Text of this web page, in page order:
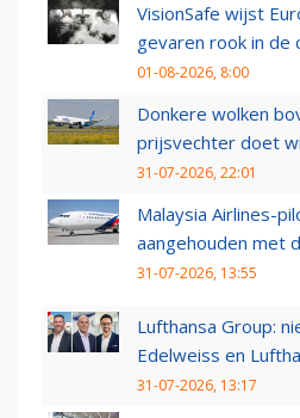
VisionSafe wijst
gevaren rook in de
01-08-2026, 8:00
Donkere wolken
prijsvechter doet
31-07-2026, 22:01
Malaysia Airlines-
aangehouden met
31-07-2026, 13:55
Lufthansa Group:
Edelweiss en
31-07-2026, 13:17